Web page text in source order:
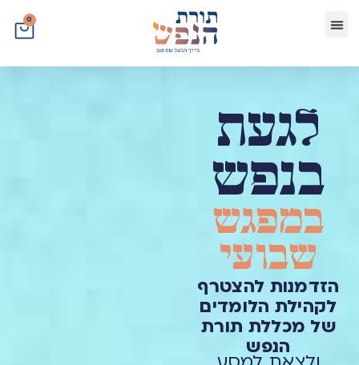
0
לגעת
בנפש
במפגש
שבועי
הזדמנות להצטרף
לקהילת הלומדים
של מכללת תורת
הנפש